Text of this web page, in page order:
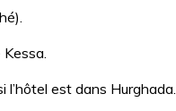
l’hôtel est dans Hurghada.